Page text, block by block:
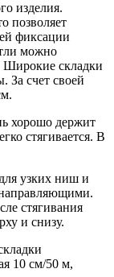
изделия.
позволяет
фиксации
можно
Широкие складки
За счет своей
хорошо держит
стягивается. В
узких ниш и
стягивания
и снизу.
10 см/50 м,